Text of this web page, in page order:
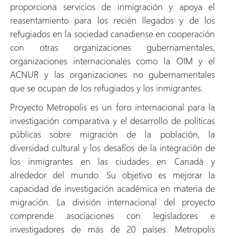
proporciona servicios de inmigración y apoya el
reasentamiento para los recién llegados y de los
refugiados en la sociedad canadiense en cooperación
con otras organizaciones gubernamentales,
organizaciones internacionales como la OIM y el
ACNUR y las organizaciones no gubernamentales
que se ocupan de los refugiados y los inmigrantes.
Proyecto Metropolis es un foro internacional para la
investigación comparativa y el desarrollo de políticas
públicas sobre migración de la población, la
diversidad cultural y los desafíos de la integración de
los inmigrantes en las ciudades en Canadá y
alrededor del mundo. Su objetivo es mejorar la
capacidad de investigación académica en materia de
migración. La división internacional del proyecto
comprende asociaciones con legisladores e
investigadores de más de 20 países. Metropolis